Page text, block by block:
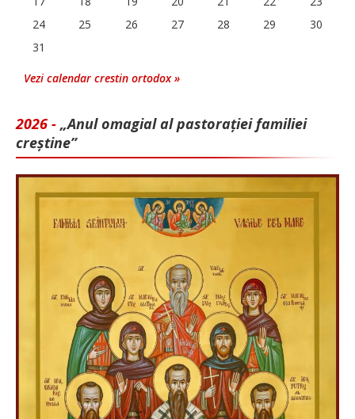
24
25 26 27 28 29
30
31
Vezi calendar crestin ortodox »
2026 - „Anul omagial al pastorației familiei
creștine”